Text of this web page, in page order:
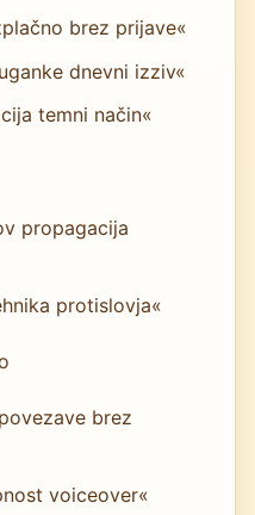
brez prijave«
dnevni izziv«
temni način«
propagacija
protislovja«
brez
voiceover«